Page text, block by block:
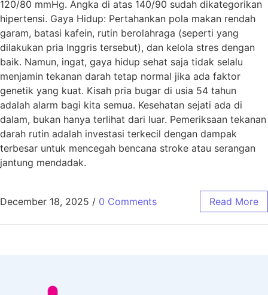
120/80 mmHg. Angka di atas 140/90 sudah dikategorikan
hipertensi. Gaya Hidup: Pertahankan pola makan rendah
garam, batasi kafein, rutin berolahraga (seperti yang
dilakukan pria Inggris tersebut), dan kelola stres dengan
baik. Namun, ingat, gaya hidup sehat saja tidak selalu
menjamin tekanan darah tetap normal jika ada faktor
genetik yang kuat. Kisah pria bugar di usia 54 tahun
adalah alarm bagi kita semua. Kesehatan sejati ada di
dalam, bukan hanya terlihat dari luar. Pemeriksaan tekanan
darah rutin adalah investasi terkecil dengan dampak
terbesar untuk mencegah bencana stroke atau serangan
jantung mendadak.
December 18, 2025 / 0 Comments Read More